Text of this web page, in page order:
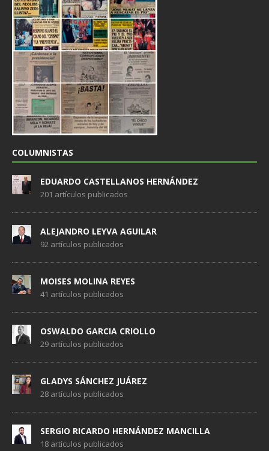
COLUMNISTAS
EDUARDO CASTELLANOS HERNÁNDEZ
201 artículos publicados
ALEJANDRO LEYVA AGUILAR
92 artículos publicados
MOISES MOLINA REYES
41 artículos publicados
OSWALDO GARCIA CRIOLLO
29 artículos publicados
GLADYS SÁNCHEZ JUÁREZ
28 artículos publicados
SERGIO RICARDO HERNÁNDEZ MANCILLA
18 artículos publicados